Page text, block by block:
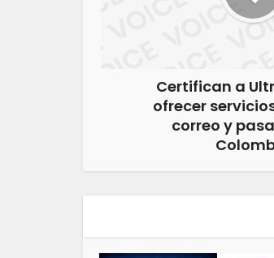
Certifican a
ofrecer
correo y